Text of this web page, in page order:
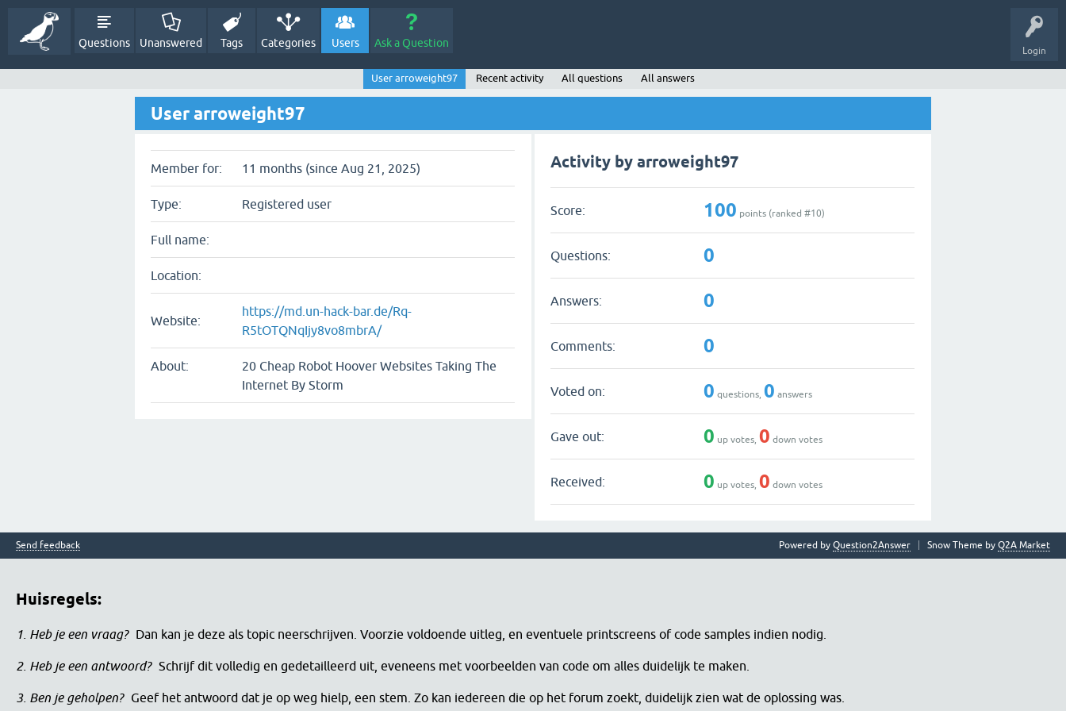
Login
Questions Unanswered Tags Categories Users Ask a Question
User arroweight97 Recent activity All questions All answers
User arroweight97
Member for: 11 months (since Aug 21, 2025)
Type: Registered user
Full name:
Location:
Website:
https://md.un-hack-bar.de/Rq-
R5tOTQNqIjy8vo8mbrA/
About:
20 Cheap Robot Hoover Websites Taking The
Internet By Storm
Activity by arroweight97
Score: 100 points (ranked #10)
Questions: 0
Answers: 0
Comments: 0
Voted on: 0 questions,0 answers
Gave out: 0 up votes,0 down votes
Received: 0 up votes,0 down votes
Send feedback Snow Theme by Q2A Market
Powered by Question2Answer
Huisregels:
1. Heb je een vraag? Dan kan je deze als topic neerschrijven. Voorzie voldoende uitleg, en eventuele printscreens of code samples indien nodig.
2. Heb je een antwoord? Schrijf dit volledig en gedetailleerd uit, eveneens met voorbeelden van code om alles duidelijk te maken.
3. Ben je geholpen? Geef het antwoord dat je op weg hielp, een stem. Zo kan iedereen die op het forum zoekt, duidelijk zien wat de oplossing was.